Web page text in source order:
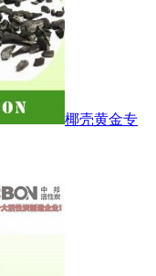
椰壳黄金专